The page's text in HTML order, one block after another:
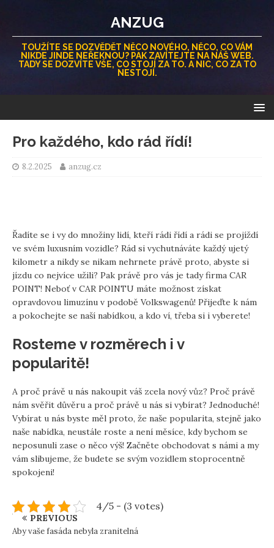
ANZUG
TOUŽÍTE SE DOZVĚDĚT NĚCO NOVÉHO, NĚCO, CO VÁM
NIKDE JINDE NEŘEKNOU? PAK ZAVÍTEJTE NA NÁŠ WEB.
TADY SE DOZVÍTE VŠE, CO STOJÍ ZA TO. A NIC, CO ZA TO
NESTOJÍ.
Pro každého, kdo rád řídí!
8.2.2025 anzug.cz
Řadíte se i vy do množiny lidí, kteří rádi řídí a rádi se projíždí
ve svém luxusním vozidle? Rád si vychutnáváte každý ujetý
kilometr a nikdy se nikam nehrnete právě proto, abyste si
jízdu co nejvíce užili? Pak právě pro vás je tady firma CAR
POINT! Neboť v CAR POINTU máte možnost získat
opravdovou limuzínu v podobě Volkswagenů! Přijeďte k nám
a pokochejte se naší nabídkou, a kdo ví, třeba si i vyberete!
Rosteme v rozměrech i v
popularitě!
A proč právě u nás nakoupit váš zcela nový vůz? Proč právě
nám svěřit důvěru a proč právě u nás si vybírat? Jednoduché!
Vybírat u nás byste měl proto, že naše popularita, stejně jako
naše nabídka, neustále roste a není měsíce, kdy bychom se
neposunuli zase o něco výš! Začněte obchodovat s námi a my
vám slibujeme, že budete se svým vozidlem stoprocentně
spokojeni!
4/5 - (3 votes)
PREVIOUS
Aby vaše fasáda nebyla zranitelná